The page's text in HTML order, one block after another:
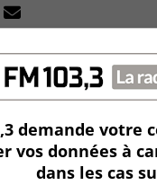
juge
limitant
Esmail, rappelle
demande votre
vos données à
dans les cas